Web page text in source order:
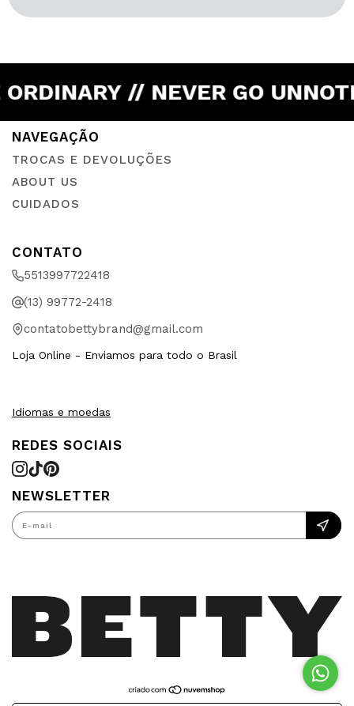
// NEVER GO
TROCAS E DEVOLUÇÕES
ABOUT US
CUIDADOS
5513997722418
(13) 99772-2418
contatobettybrand@gmail.com
Loja Online - Enviamos para todo o Brasil
Idiomas e moedas
NEWSLETTER